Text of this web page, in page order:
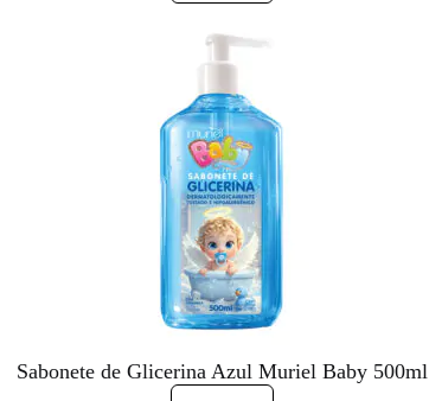
Sabonete de Glicerina Azul Muriel Baby 500ml